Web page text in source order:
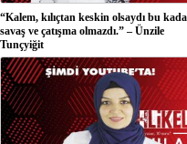
“Kalem, kılıçtan keskin olsaydı bu
savaş ve çatışma olmazdı.” – Ünzile
Tunçyiğit